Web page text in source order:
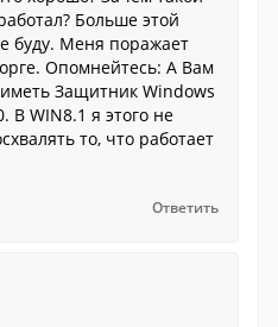
Больше этой
буду. Меня поражает
Опомнейтесь: А Вам
Защитник Windows
В WIN8.1 я этого не
то, что работает
Ответить